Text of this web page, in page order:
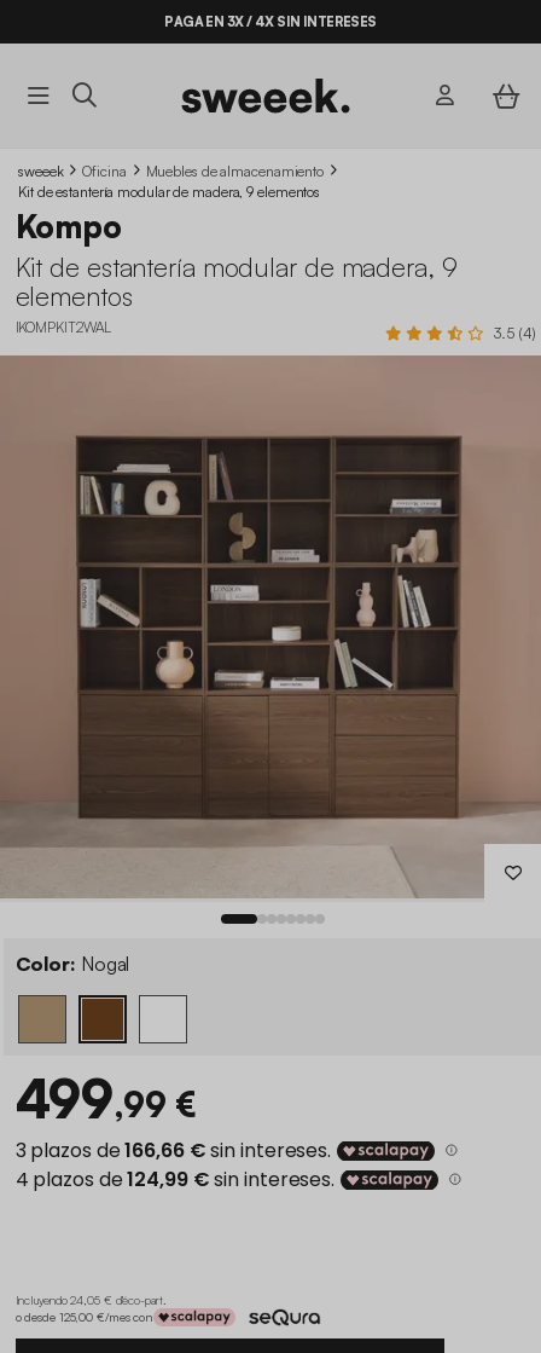
PAGA EN 3X / 4X SIN INTERESES
sweeek Oficina
Muebles de almacenamiento
Kit de estantería modular de madera, 9 elementos
Kompo
Kit de estantería modular de madera, 9
elementos
IKOMPKIT2WAL 3.5 (4)
Color: Nogal
499,99 €
Incluyendo 24,05 € d'éco-part.
o desde 125,00 €/mes con